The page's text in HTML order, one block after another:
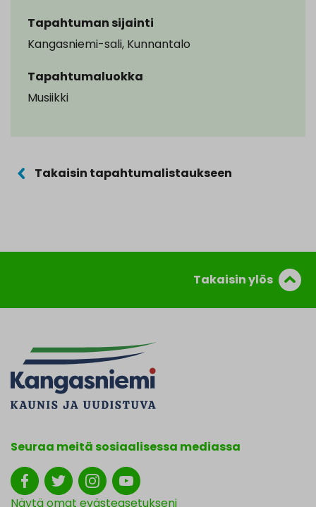
Tapahtuman sijainti
Kangasniemi-sali, Kunnantalo
Tapahtumaluokka
Musiikki
Takaisin tapahtumalistaukseen
Takaisin ylös
Seuraa meitä sosiaalisessa mediassa
Näytä omat evästeasetukseni